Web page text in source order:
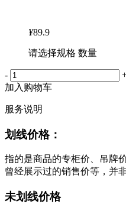
¥89.9
请选择规格 数量
-
加入购物车
服务说明
划线价格：
指的是商品的专柜价、吊牌
曾经展示过的销售价等，并
未划线价格